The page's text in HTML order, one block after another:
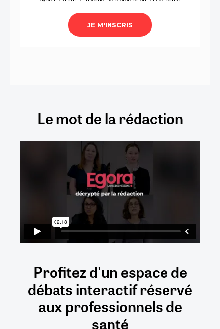
Le mot de la rédaction
Profitez d'un espace de
débatsinteractifréservé
auxprofessionnels de
santé